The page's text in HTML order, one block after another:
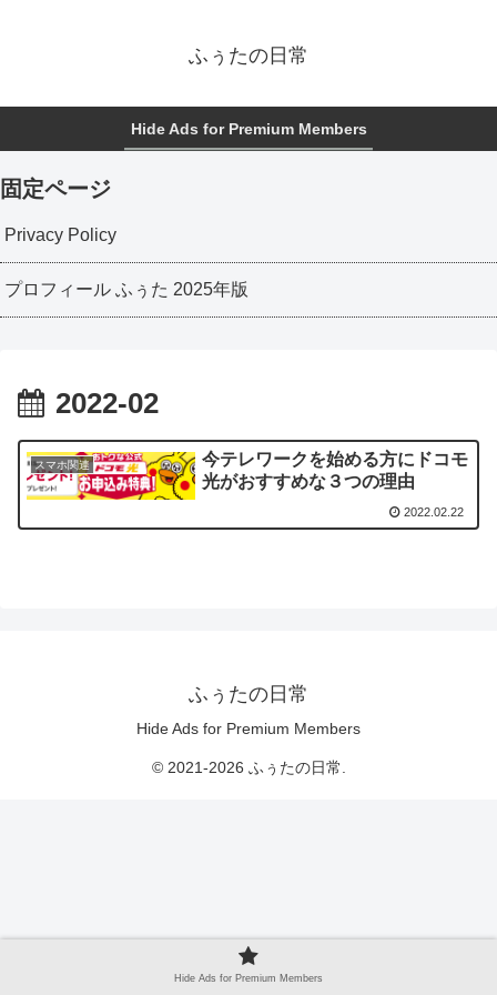
ふぅたの日常
Hide Ads for Premium Members
固定ページ
Privacy Policy
プロフィール ふぅた 2025年版
2022-02
スマホ関連
今テレワークを始める方にドコモ
光がおすすめな３つの理由
2022.02.22
ふぅたの日常
Hide Ads for Premium Members
© 2021-2026 ふぅたの日常.
Hide Ads for Premium Members